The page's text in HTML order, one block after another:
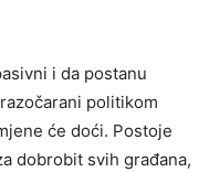
i da postanu
politikom
će doći. Postoje
dobrobit svih građana,